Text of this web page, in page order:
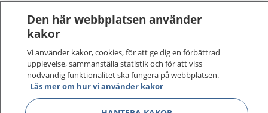
1177 –tryggt om din hälsa och vård
På 1177.se får du råd om hälsa och information om
sjukdomar och vilka mottagningar du kan kontakta.
Logga in för att läsa din journal och göra dina
vårdärenden. Ring telefonnummer 1177 för
Den här webbplatsen använder
kakor
Vi använder kakor, cookies, för att ge dig en förbättrad
upplevelse, sammanställa statistik och för att viss
nödvändig funktionalitet ska fungera på webbplatsen.
Läs mer om hur vi använder kakor